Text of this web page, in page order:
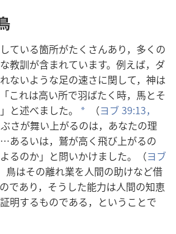
て​いる​箇所​が​たくさん​あり，多く​の​
教訓​が​含ま​れ​て​い​ます。例えば，ダ
ない​よう​な​足​の​速さ​に​関し​て，神​は​
これ​は​高い​所​で​羽ばたく​時，馬​と​そ
と​述べ​まし​た。
* （ヨブ 39:13，
さ​が​舞い上がる​の​は，あなた​の​理
るいは，鷲​が​高く​飛び上がる​の​
る​の​か」と​問いかけ​まし​た。（ヨブ
鳥​は​その​離れ業​を​人間​の​助け​など​借
で​あり，そう​し​た​能力​は​人間​の​知恵​
明​する​もの​で​ある，と​いう​こと​で